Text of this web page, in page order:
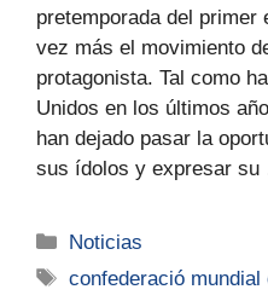
pretemporada del primer
vez más el movimiento
protagonista. Tal como
Unidos en los últimos
han dejado pasar la
sus ídolos y expresar
Noticias
confederació mundial